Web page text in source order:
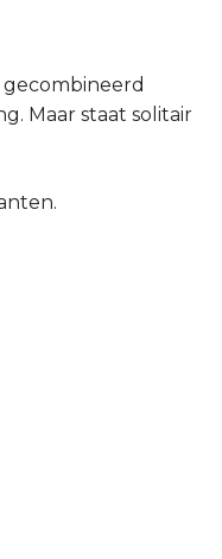
Maar staat solitair